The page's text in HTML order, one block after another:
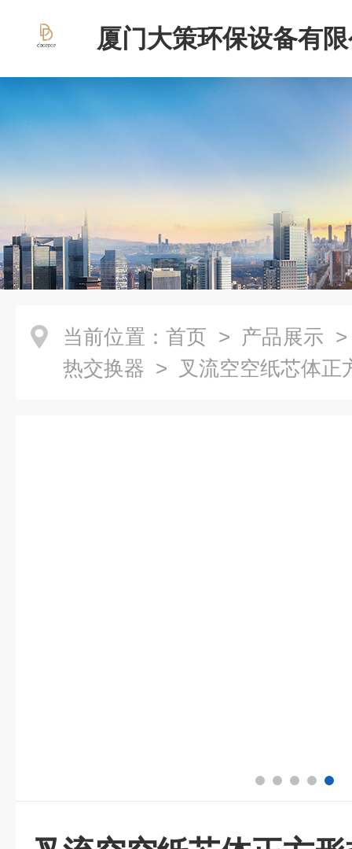
厦门大策环保设备有
当前位置： 首页 > 产品展示
热交换器 > 叉流空空纸芯体正